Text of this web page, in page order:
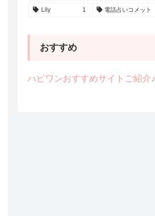
Lily 1 電話占いコメット
おすすめ
ハピワンおすすめサイトご紹介♪